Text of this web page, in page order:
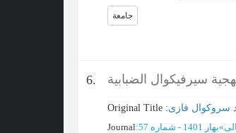
جامعة
6. سيرفيكوال الضبابية
Original Title :سروکوال فازی
Journal: »بهار 1401 - شماره 57